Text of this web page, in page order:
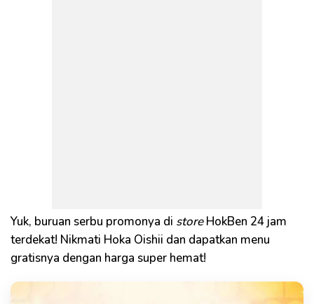
Yuk, buruan serbu promonya di storeHokBen 24 jam
terdekat! Nikmati Hoka Oishii dan dapatkan menu
gratisnya dengan harga super hemat!